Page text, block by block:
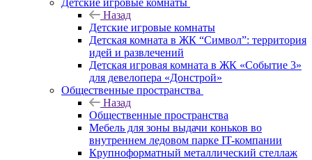
Детские игровые комнаты
Назад
Детские игровые комнаты
Детская комната в ЖК “Символ”: территория
идей и развлечений
Детская игровая комната в ЖК «Событие 3»
для девелопера «Донстрой»
Общественные пространства
Назад
Общественные пространства
Мебель для зоны выдачи коньков во
внутреннем ледовом парке IT-компании
Крупноформатный металлический стеллаж